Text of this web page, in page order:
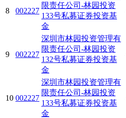
8 002227
限责任公司-林园投资
133号私募证券投资基
金
9 002227
深圳市林园投资管理有
限责任公司-林园投资
132号私募证券投资基
金
10 002227
深圳市林园投资管理有
限责任公司-林园投资
133号私募证券投资基
金